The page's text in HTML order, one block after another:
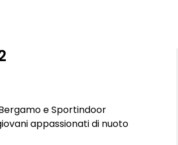
e Sportindoor
appassionati di nuoto